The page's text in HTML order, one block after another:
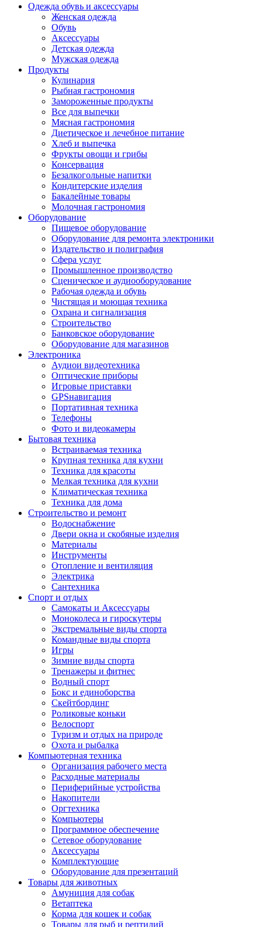
Одежда обувь и аксессуары
Женская одежда
Обувь
Аксессуары
Детская одежда
Мужская одежда
Продукты
Кулинария
Рыбная гастрономия
Замороженные продукты
Все для выпечки
Мясная гастрономия
Диетическое и лечебное питание
Хлеб и выпечка
Фрукты овощи и грибы
Консервация
Безалкогольные напитки
Кондитерские изделия
Бакалейные товары
Молочная гастрономия
Оборудование
Пищевое оборудование
Оборудование для ремонта электроники
Издательство и полиграфия
Сфера услуг
Промышленное производство
Сценическое и аудиооборудование
Рабочая одежда и обувь
Чистящая и моющая техника
Охрана и сигнализация
Строительство
Банковское оборудование
Оборудование для магазинов
Электроника
Аудиои видеотехника
Оптические приборы
Игровые приставки
GPSнавигация
Портативная техника
Телефоны
Фото и видеокамеры
Бытовая техника
Встраиваемая техника
Крупная техника для кухни
Техника для красоты
Мелкая техника для кухни
Климатическая техника
Техника для дома
Строительство и ремонт
Водоснабжение
Двери окна и скобяные изделия
Материалы
Инструменты
Отопление и вентиляция
Электрика
Сантехника
Спорт и отдых
Самокаты и Аксессуары
Моноколеса и гироскутеры
Экстремальные виды спорта
Командные виды спорта
Игры
Зимние виды спорта
Тренажеры и фитнес
Водный спорт
Бокс и единоборства
Скейтбординг
Роликовые коньки
Велоспорт
Туризм и отдых на природе
Охота и рыбалка
Компьютерная техника
Организация рабочего места
Расходные материалы
Периферийные устройства
Накопители
Оргтехника
Компьютеры
Программное обеспечение
Сетевое оборудование
Аксессуары
Комплектующие
Оборудование для презентаций
Товары для животных
Амуниция для собак
Ветаптека
Корма для кошек и собак
Товары для рыб и рептилий